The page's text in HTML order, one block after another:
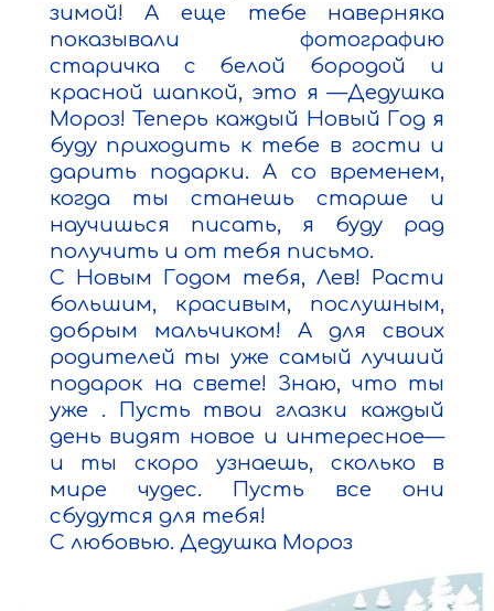
зимой! А еще тебе наверняка
показывали фотографию
старичка с белой бородой и
красной шапкой, это я —Дедушка
Мороз! Теперь каждый Новый Год я
буду приходить к тебе в гости и
дарить подарки. А со временем,
когда ты станешь старше и
научишься писать, я буду рад
получить и от тебя письмо.
С Новым Годом тебя, Лев! Расти
большим, красивым, послушным,
добрым мальчиком! А для своих
родителей ты уже самый лучший
подарок на свете! Знаю, что ты
уже . Пусть твои глазки каждый
день видят новое и интересное—
и ты скоро узнаешь, сколько в
мире чудес. Пусть все они
сбудутся для тебя!
С любовью. Дедушка Мороз